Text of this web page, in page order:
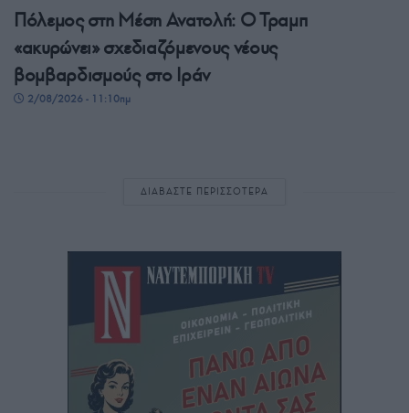
Πόλεμος στη Μέση Ανατολή: Ο Τραμπ
«ακυρώνει» σχεδιαζόμενους νέους
βομβαρδισμούς στο Ιράν
2/08/2026 - 11:10πμ
ΔΙΑΒΑΣΤΕ ΠΕΡΙΣΣΟΤΕΡΑ